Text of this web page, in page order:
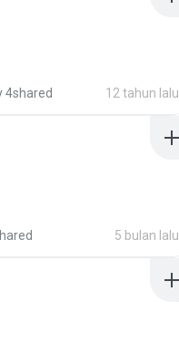
4shared 12 tahun lalu
5 bulan lalu